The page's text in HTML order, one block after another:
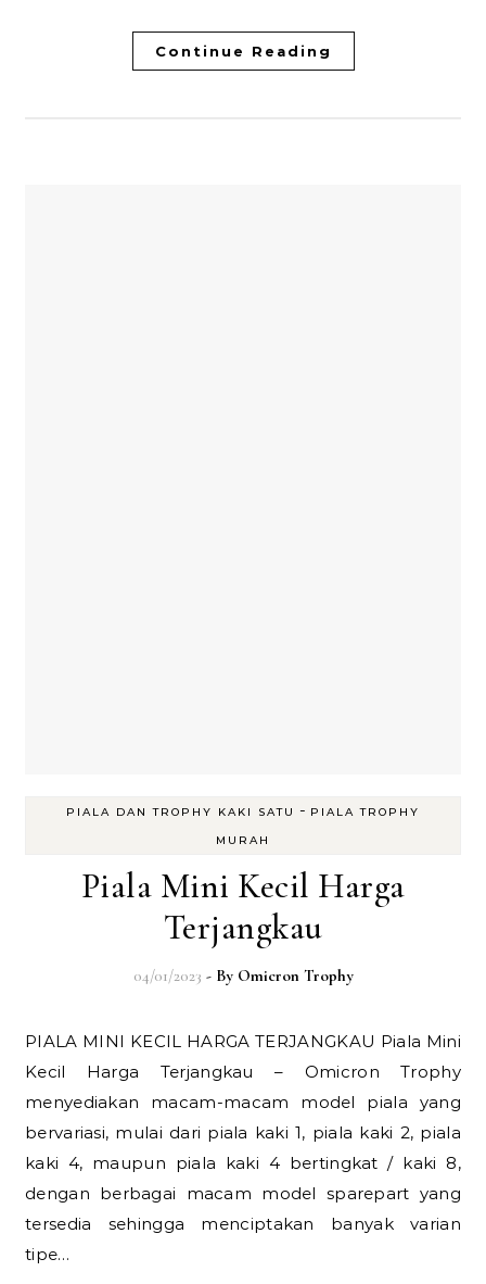
Continue Reading
PIALA DAN TROPHY KAKI SATU - PIALA TROPHY
MURAH
Piala Mini Kecil Harga
Terjangkau
04/01/2023 - By Omicron Trophy
PIALA MINI KECIL HARGA TERJANGKAU Piala Mini
Kecil Harga Terjangkau – Omicron Trophy
menyediakan macam-macam model piala yang
bervariasi, mulai dari piala kaki 1, piala kaki 2, piala
kaki 4, maupun piala kaki 4 bertingkat / kaki 8,
dengan berbagai macam model sparepart yang
tersedia sehingga menciptakan banyak varian
tipe…